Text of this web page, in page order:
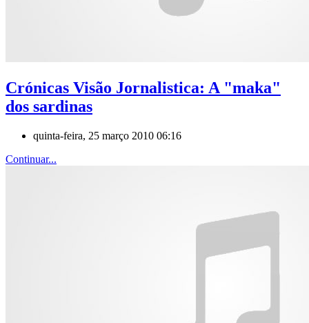
Crónicas Visão Jornalistica: A "maka"
dos sardinas
quinta-feira, 25 março 2010 06:16
Continuar...